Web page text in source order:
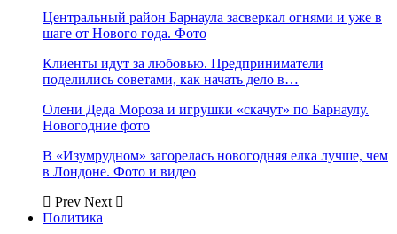
Центральный район Барнаула засверкал огнями и уже в
шаге от Нового года. Фото
Клиенты идут за любовью. Предприниматели
поделились советами, как начать дело в…
Олени Деда Мороза и игрушки «скачут» по Барнаулу.
Новогодние фото
В «Изумрудном» загорелась новогодняя елка лучше, чем
в Лондоне. Фото и видео
Prev Next
Политика